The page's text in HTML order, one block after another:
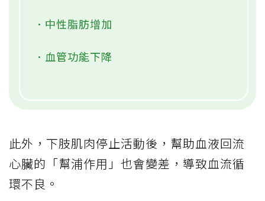
．中性脂肪增加
．血管功能下降
此外，下肢肌肉停止活動後，幫助血液回流
心臟的「幫浦作用」也會變差，導致血流循
環不良。